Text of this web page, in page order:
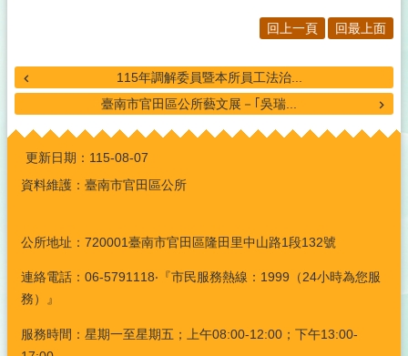
回上一頁 回最上面
115年調解委員暨本所員工法治...
臺南市官田區公所藝文展－｢吳瑞...
:::
更新日期： 115-08-07
資料維護：臺南市官田區公所
公所地址：720001臺南市官田區隆田里中山路1段132號
連絡電話：06-5791118‧『市民服務熱線：1999（24小時為您服
務）』
服務時間：星期一至星期五；上午08:00-12:00；下午13:00-